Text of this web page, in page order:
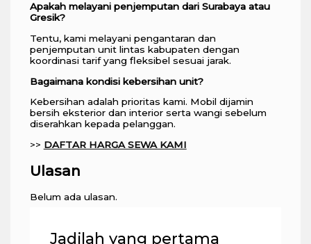
Apakah melayani penjemputan dari Surabaya atau
Gresik?
Tentu, kami melayani pengantaran dan
penjemputan unit lintas kabupaten dengan
koordinasi tarif yang fleksibel sesuai jarak.
Bagaimana kondisi kebersihan unit?
Kebersihan adalah prioritas kami. Mobil dijamin
bersih eksterior dan interior serta wangi sebelum
diserahkan kepada pelanggan.
>> DAFTAR HARGA SEWA KAMI
Ulasan
Belum ada ulasan.
Jadilah yang pertama